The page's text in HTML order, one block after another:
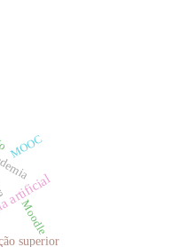
superior
MOOC
Moodle